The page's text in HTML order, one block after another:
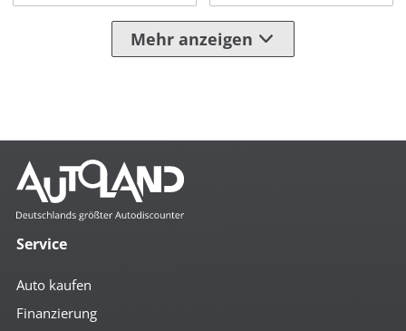
Mehr anzeigen
Service
Auto kaufen
Finanzierung